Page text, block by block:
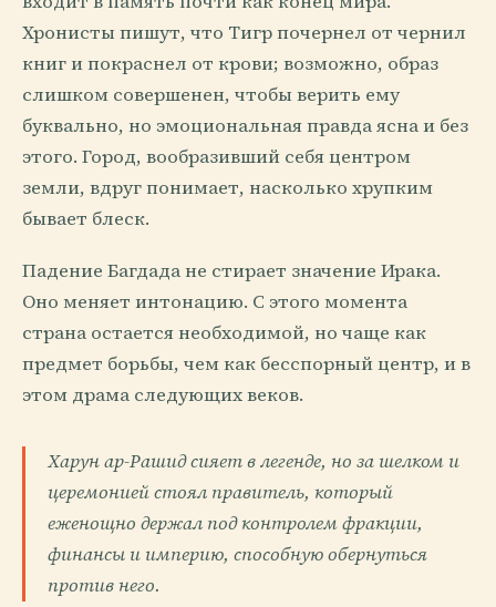
Хронисты пишут, что Тигр почернел от чернил
книг и покраснел от крови; возможно, образ
слишком совершенен, чтобы верить ему
буквально, но эмоциональная правда ясна и без
этого. Город, вообразивший себя центром
земли, вдруг понимает, насколько хрупким
бывает блеск.
Падение Багдада не стирает значение Ирака.
Оно меняет интонацию. С этого момента
страна остается необходимой, но чаще как
предмет борьбы, чем как бесспорный центр, и в
этом драма следующих веков.
Харун ар-Рашид сияет в легенде, но за шелком и
церемонией стоял правитель, который
еженощно держал под контролем фракции,
финансы и империю, способную обернуться
против него.